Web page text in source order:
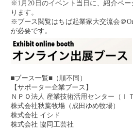
※1月20日のイベント当日に、紹介ペ
ります。
※ブース閲覧はちば起業家大交流会＠
が必要です。
■ブース一覧■（順不同）
【サポーター企業ブース】
ＮＰＯ法人 産業技術活用センター（Ｉ
株式会社秋葉牧場（成田ゆめ牧場）
株式会社 イシド
株式会社 協同工芸社